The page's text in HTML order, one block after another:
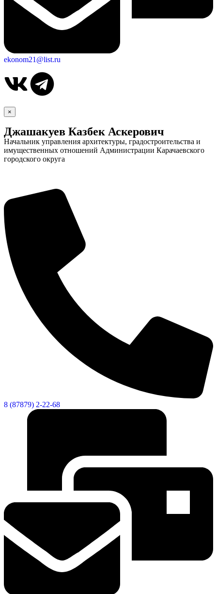
ekonom21@list.ru
×
Джашакуев Казбек Аскерович
Начальник управления архитектуры, градостроительства и
имущественных отношений Администрации Карачаевского
городского округа
8 (87879) 2-22-68